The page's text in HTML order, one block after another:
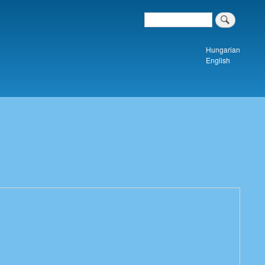
Keresés a tartalomban
Search
Hungarian
English